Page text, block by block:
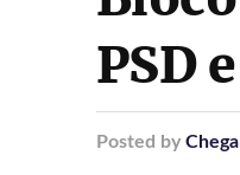
PSD
Posted by